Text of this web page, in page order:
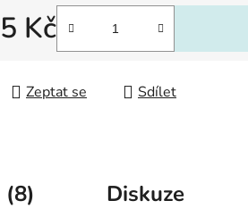
Kč
Zeptat se Sdílet
(8) Diskuze